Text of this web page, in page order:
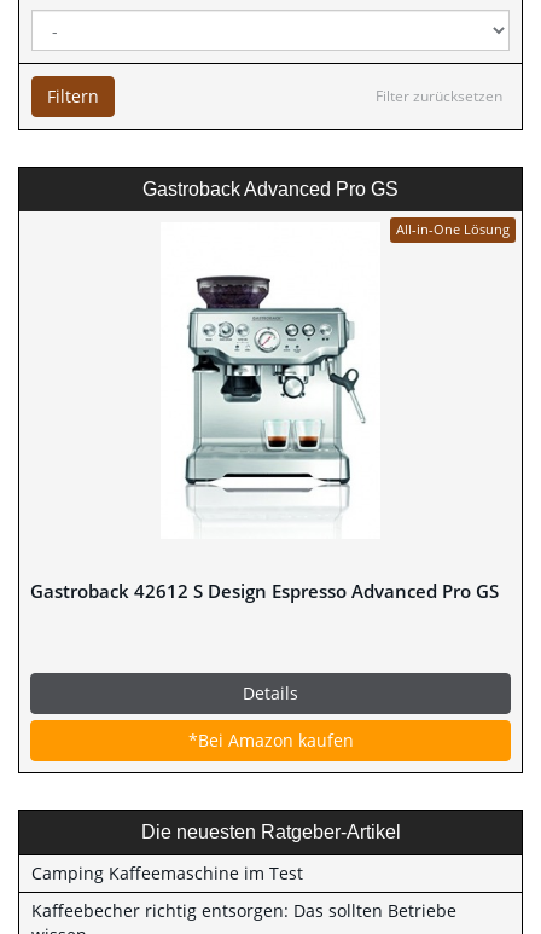
Filter zurücksetzen
Filtern
Gastroback Advanced Pro GS
All-in-One Lösung
Gastroback 42612 S Design Espresso Advanced Pro GS
Details
*Bei Amazon kaufen
Die neuesten Ratgeber-Artikel
Camping Kaffeemaschine im Test
Kaffeebecher richtig entsorgen: Das sollten Betriebe